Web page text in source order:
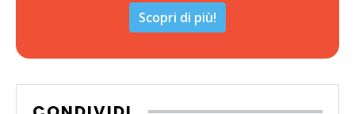
Scopri di più!